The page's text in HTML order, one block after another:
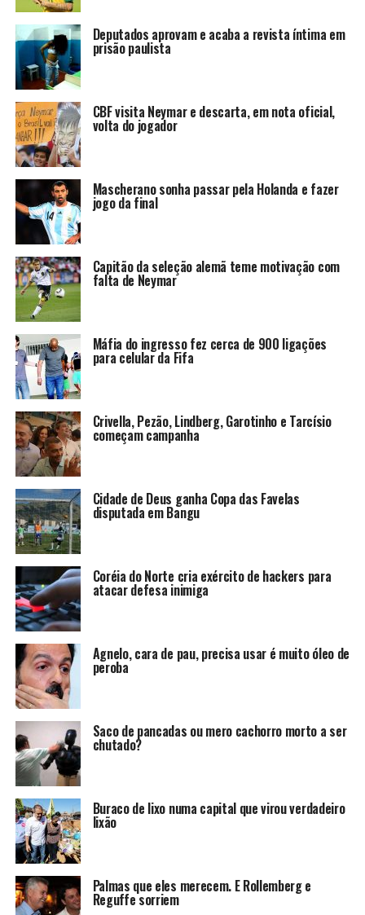
Deputados aprovam e acaba a revista íntima em
prisão paulista
CBF visita Neymar e descarta, em nota oficial,
volta do jogador
Mascherano sonha passar pela Holanda e fazer
jogo da final
Capitão da seleção alemã teme motivação com
falta de Neymar
Máfia do ingresso fez cerca de 900 ligações
para celular da Fifa
Crivella, Pezão, Lindberg, Garotinho e Tarcísio
começam campanha
Cidade de Deus ganha Copa das Favelas
disputada em Bangu
Coréia do Norte cria exército de hackers para
atacar defesa inimiga
Agnelo, cara de pau, precisa usar é muito óleo de
peroba
Saco de pancadas ou mero cachorro morto a ser
chutado?
Buraco de lixo numa capital que virou verdadeiro
lixão
Palmas que eles merecem. E Rollemberg e
Reguffe sorriem